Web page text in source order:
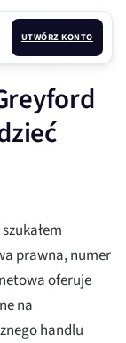
UTWÓRZ KONTO
prawna, numer
oferuje
na
handlu